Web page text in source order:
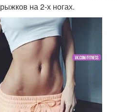
на 2-х ногах.